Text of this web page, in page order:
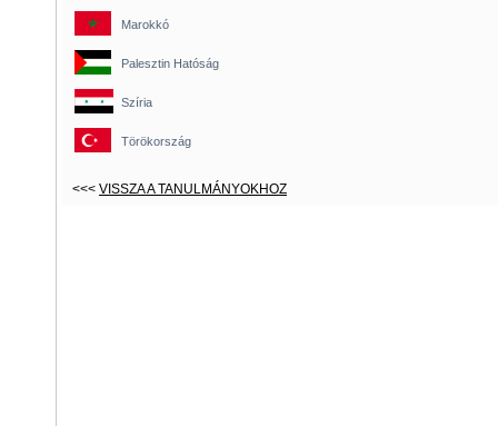
Marokkó
Palesztin Hatóság
Szíria
Törökország
<<< VISSZA A TANULMÁNYOKHOZ